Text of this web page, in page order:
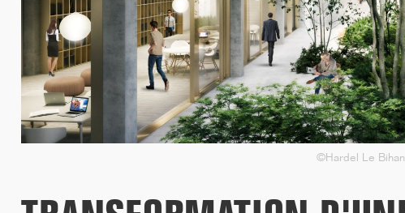
les étudiants de l'Université
le prixA+AWARDS 2026
Après six ans de présence sur le projet
Bendor dans le Var, don...[...]
©Hardel Le Bihan